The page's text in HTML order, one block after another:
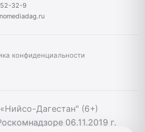
32-9
конфиденциальности
Дагестан" (6+)
06.11.2019 г.